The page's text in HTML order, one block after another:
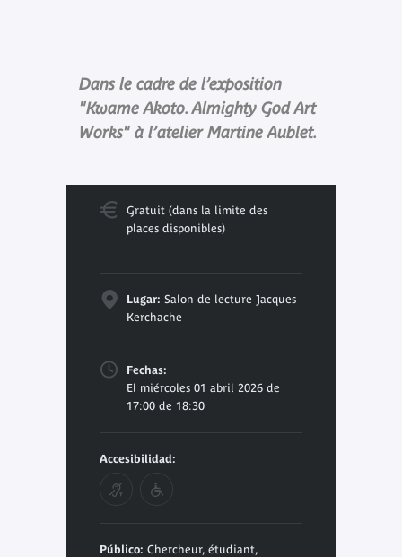
Dans le cadre de l’exposition
"Kwame Akoto. Almighty God Art
Works" à l’atelier Martine Aublet.
Gratuit (dans la limite des
places disponibles)
Lugar: Salon de lecture Jacques
Kerchache
Fechas:
El miércoles 01 abril 2026 de
17:00 de 18:30
Accesibilidad:
Público: Chercheur, étudiant,